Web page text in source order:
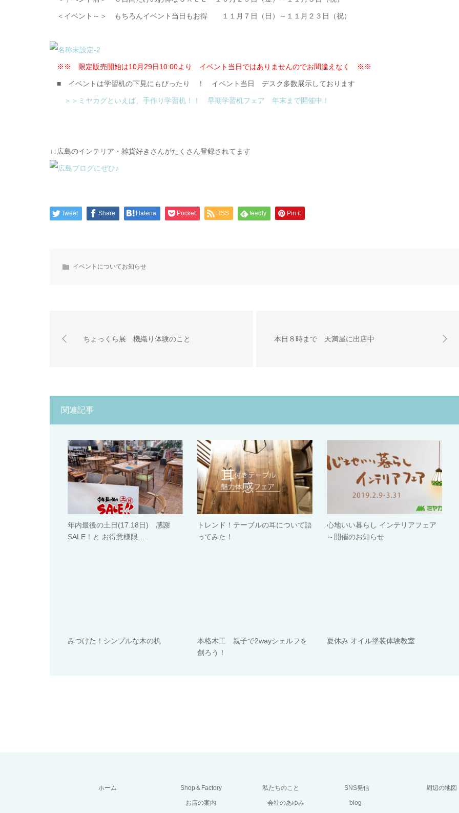
＜イベント～＞ もちろんイベント当日もお得 １１月７日（日）～１１月２３日（祝）
※※ 限定販売開始は10月29日10:00より イベント当日ではありませんのでお間違えなく ※※
■ イベントは学習机の下見にもぴったり ！ イベント当日 デスク多数展示しております
＞＞ミヤカグといえば、手作り学習机！！ 早期学習机フェア 年末まで開催中！
↓↓広島のインテリア・雑貨好きさんがたくさん登録されてます
Tweet Share Hatena Pocket RSS feedly Pin it
イベントについてお知らせ
ちょっくら展 機織り体験のこと 本日８時まで 天満屋に出店中
関連記事
年内最後の土日(17.18日) 感謝
SALE！と お得意様限…
トレンド！テーブルの耳について語
ってみた！
心地いい暮らし インテリアフェア
～開催のお知らせ
みつけた！シンプルな木の机
本格木工 親子で2wayシェルフを
創ろう！
夏休み オイル塗装体験教室
ホーム Shop＆Factory
お店の案内
私たちのこと
会社のあゆみ
SNS発信
blog
周辺の地図